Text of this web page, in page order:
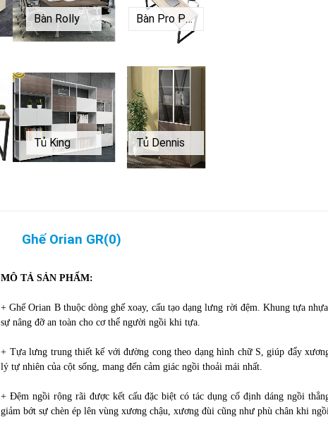
Bàn Rolly Bàn Pro P1260
Tủ King Tủ Dennis
Ghế Orian GR(0)
MÔ TẢ SẢN PHẨM:
+ Ghế Orian B thuộc dòng ghế xoay, cấu tạo dạng lưng rời đệm. Khung tựa
sự nâng đỡ an toàn cho cơ thể người ngồi khi tựa.
+ Tựa lưng trung thiết kế với đường cong theo dạng hình chữ S, giúp đẩy
lý tự nhiên của cột sống, mang đến cảm giác ngồi thoải mái nhất.
+ Đệm ngồi rộng rãi được kết cấu đặc biệt có tác dụng cố định dáng ngồi
giảm bớt sự chèn ép lên vùng xương chậu, xương đùi cũng như phù chân khi